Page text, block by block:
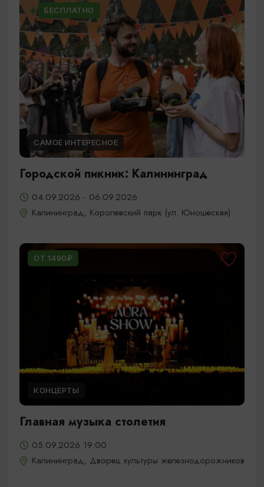
БЕСПЛАТНО
САМОЕ ИНТЕРЕСНОЕ
Городской пикник: Калининград
04.09.2026 - 06.09.2026
Калининград, Королевский парк (ул. Юношеская)
ОТ 1490₽
КОНЦЕРТЫ
Главная музыка столетия
05.09.2026 19:00
Калининград, Дворец культуры железнодорожников